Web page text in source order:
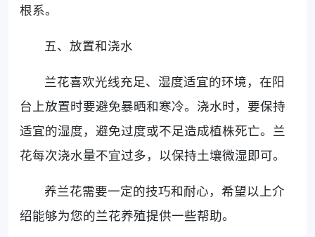
根系。
五、放置和浇水
兰花喜欢光线充足、湿度适宜的环境，在阳
台上放置时要避免暴晒和寒冷。浇水时，要保持
适宜的湿度，避免过度或不足造成植株死亡。兰
花每次浇水量不宜过多，以保持土壤微湿即可。
养兰花需要一定的技巧和耐心，希望以上介
绍能够为您的兰花养殖提供一些帮助。